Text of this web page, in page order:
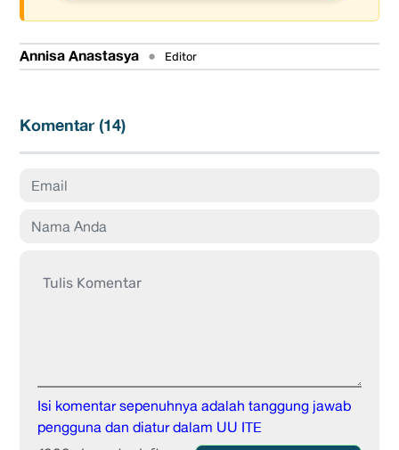
Annisa Anastasya • Editor
Komentar (14)
Isi komentar sepenuhnya adalah tanggung jawab
pengguna dan diatur dalam UU ITE